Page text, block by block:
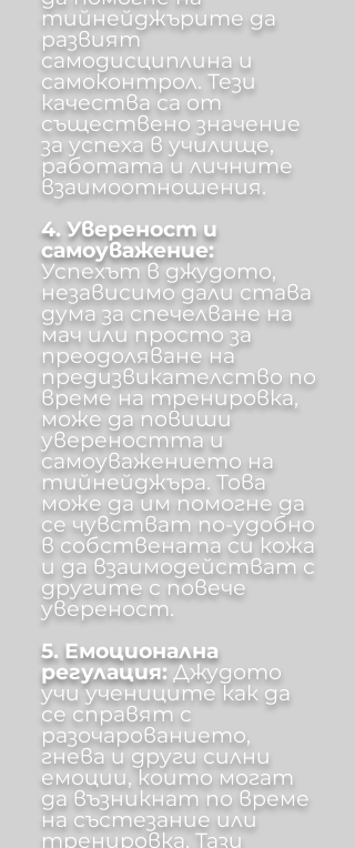
тийнейджърите да
развият
самодисциплина и
самоконтрол. Тези
качества са от
съществено значение
за успеха в училище,
работата и личните
взаимоотношения.
4. Увереност и
самоуважение:
Успехът в джудото,
независимо дали става
дума за спечелване на
мач или просто за
преодоляване на
предизвикателство по
време на тренировка,
може да повиши
увереността и
самоуважението на
тийнейджъра. Това
може да им помогне да
се чувстват по-удобно
в собствената си кожа
и да взаимодействат с
другите с повече
увереност.
5. Емоционална
регулация:Джудото
учи учениците как да
се справят с
разочарованието,
гнева и други силни
емоции, които могат
да възникнат по време
на състезание или
тренировка. Тази